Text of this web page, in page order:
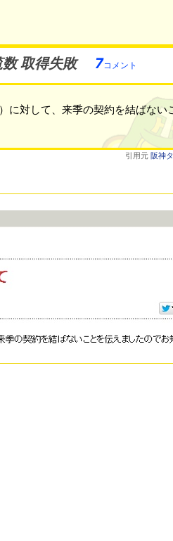
取得失敗 7コメント
に対して、来季の契約を結ばない
引用元 阪神